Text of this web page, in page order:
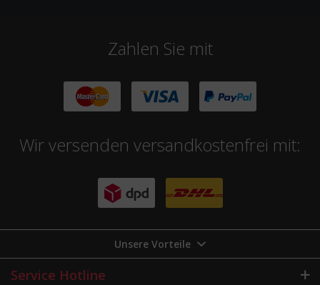
Zahlen Sie mit
Wir versenden versandkostenfrei mit:
Unsere Vorteile
Service Hotline